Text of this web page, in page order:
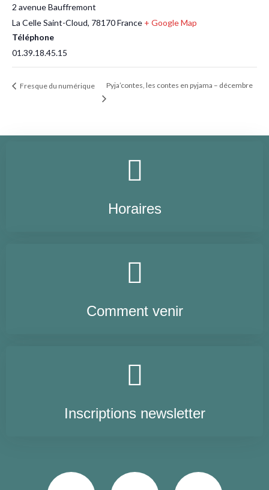
2 avenue Bauffremont
La Celle Saint-Cloud, 78170France + Google Map
Téléphone
01.39.18.45.15
Fresque du numérique Pyja’contes, les contes en pyjama – décembre
Horaires
Comment venir
Inscriptions newsletter